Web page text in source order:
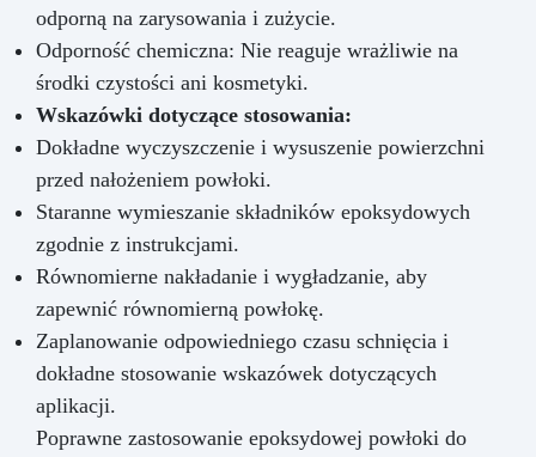
odporną na zarysowania i zużycie.
Odporność chemiczna: Nie reaguje wrażliwie na
środki czystości ani kosmetyki.
Wskazówki dotyczące stosowania:
Dokładne wyczyszczenie i wysuszenie powierzchni
przed nałożeniem powłoki.
Staranne wymieszanie składników epoksydowych
zgodnie z instrukcjami.
Równomierne nakładanie i wygładzanie, aby
zapewnić równomierną powłokę.
Zaplanowanie odpowiedniego czasu schnięcia i
dokładne stosowanie wskazówek dotyczących
aplikacji.
Poprawne zastosowanie epoksydowej powłoki do